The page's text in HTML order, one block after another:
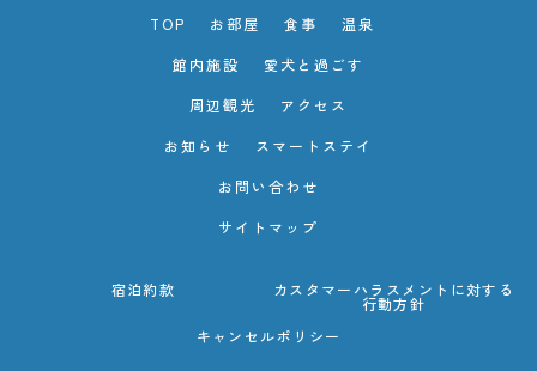
TOP お部屋 食事
温泉
館内施設
愛犬と過ごす
周辺観光
アクセス
お知らせ
スマートステイ
お問い合わせ
サイトマップ
宿泊約款 カスタマーハラスメントに対する
行動方針
キャンセルポリシー